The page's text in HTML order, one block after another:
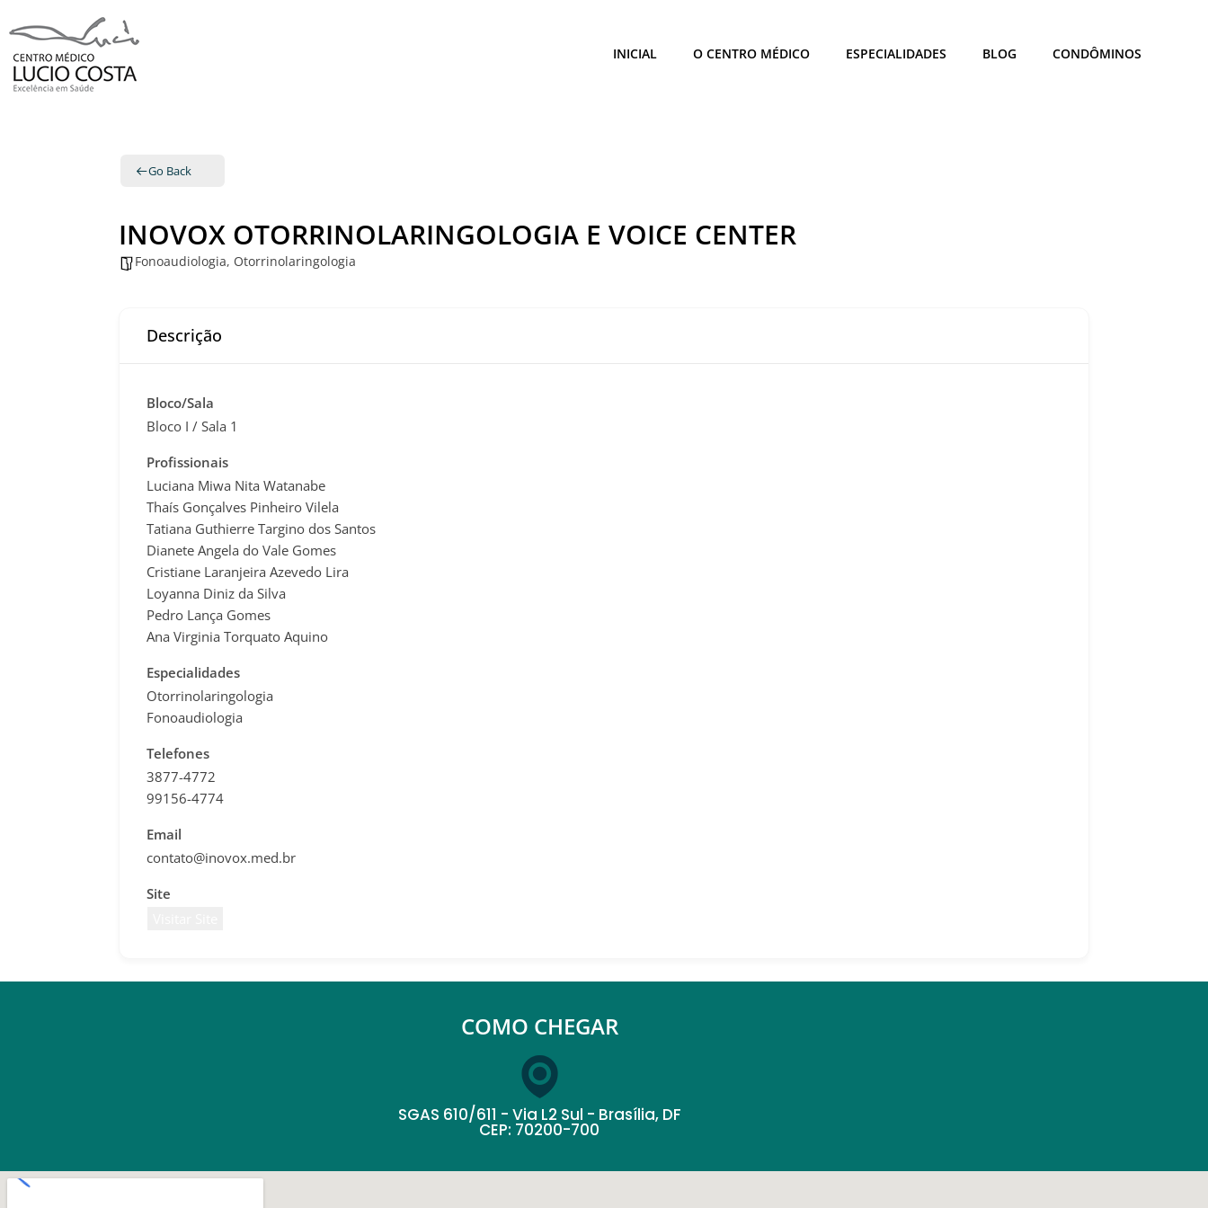
INICIAL O CENTRO MÉDICO ESPECIALIDADES BLOG CONDÔMINOS
Go Back
INOVOX OTORRINOLARINGOLOGIA E VOICE CENTER
Fonoaudiologia, Otorrinolaringologia
Descrição
Bloco/Sala
Bloco I / Sala 1
Profissionais
Luciana Miwa Nita Watanabe
Thaís Gonçalves Pinheiro Vilela
Tatiana Guthierre Targino dos Santos
Dianete Angela do Vale Gomes
Cristiane Laranjeira Azevedo Lira
Loyanna Diniz da Silva
Pedro Lança Gomes
Ana Virginia Torquato Aquino
Especialidades
Otorrinolaringologia
Fonoaudiologia
Telefones
3877-4772
99156-4774
Email
contato@inovox.med.br
Site
COMO CHEGAR
SGAS 610/611 - Via L2 Sul - Brasília, DF
CEP: 70200-700